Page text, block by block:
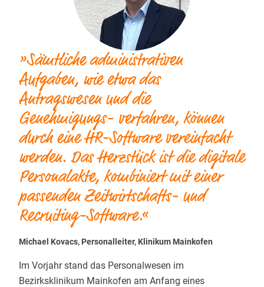
»Sämtliche administrativen
Aufgaben, wie etwa das
Antragswesen und die
Genehmigungs- verfahren, können
durch eine HR-Software vereinfacht
werden. Das Herzstück ist die digitale
Personalakte, kombiniert mit einer
passenden Zeitwirtschafts- und
Recruiting-Software.«
Michael Kovacs, Personalleiter, Klinikum Mainkofen
Im Vorjahr stand das Personalwesen im
Bezirksklinikum Mainkofen am Anfang eines